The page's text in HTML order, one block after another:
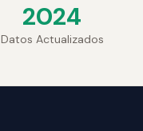
2024
Datos Actualizados